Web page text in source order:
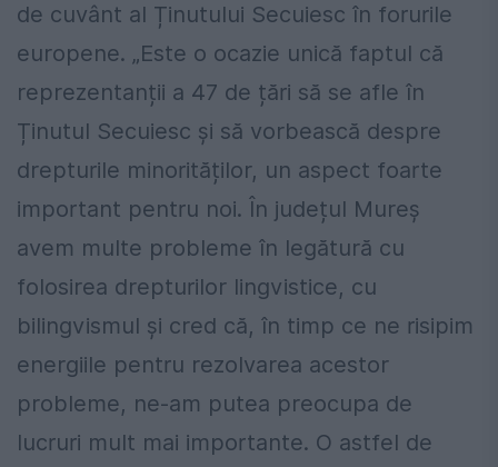
de cuvânt al Ținutului Secuiesc în forurile
europene. „Este o ocazie unică faptul că
reprezentanții a 47 de țări să se afle în
Ținutul Secuiesc și să vorbească despre
drepturile minorităților, un aspect foarte
important pentru noi. În județul Mureș
avem multe probleme în legătură cu
folosirea drepturilor lingvistice, cu
bilingvismul și cred că, în timp ce ne risipim
energiile pentru rezolvarea acestor
probleme, ne-am putea preocupa de
lucruri mult mai importante. O astfel de